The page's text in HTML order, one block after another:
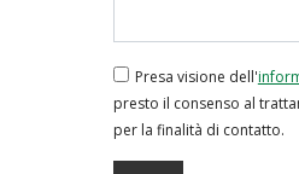
Presa visione dell'
presto il consenso al
per la finalità di contatto.